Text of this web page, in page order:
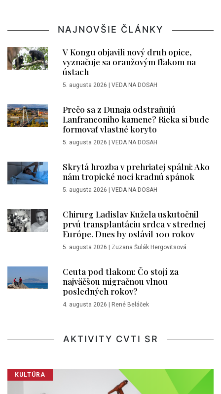
NAJNOVŠIE ČLÁNKY
V Kongu objavili nový druh opice,
vyznačuje sa oranžovým fľakom na
ústach
5. augusta 2026 VEDA NA DOSAH
Prečo sa z Dunaja odstraňujú
Lanfranconiho kamene? Rieka si bude
formovať vlastné koryto
5. augusta 2026 VEDA NA DOSAH
Skrytá hrozba v prehriatej spálni: Ako
nám tropické noci kradnú spánok
5. augusta 2026 VEDA NA DOSAH
Chirurg Ladislav Kužela uskutočnil
prvú transplantáciu srdca v strednej
Európe. Dnes by oslávil 100 rokov
5. augusta 2026 Zuzana Šulák Hergovitsová
Ceuta pod tlakom: Čo stojí za
najväčšou migračnou vlnou
posledných rokov?
4. augusta 2026 René Beláček
AKTIVITY CVTI SR
KULTÚRA